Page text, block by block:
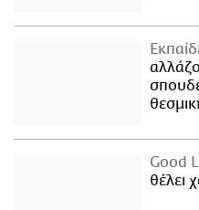
Good
θέλει